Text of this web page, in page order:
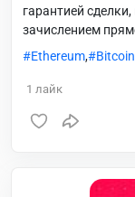
гарантией
зачислением
Ethereum, Bitcoin
1 лайк